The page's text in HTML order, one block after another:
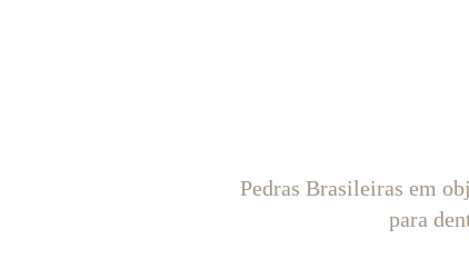
Pedras Brasileiras em
para